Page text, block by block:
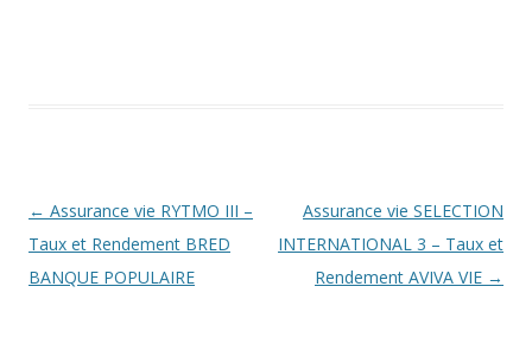
Navigation
des
articles
← Assurance vie RYTMO III –
Taux et Rendement BRED
BANQUE POPULAIRE
Assurance vie SELECTION
INTERNATIONAL 3 – Taux et
Rendement AVIVA VIE →